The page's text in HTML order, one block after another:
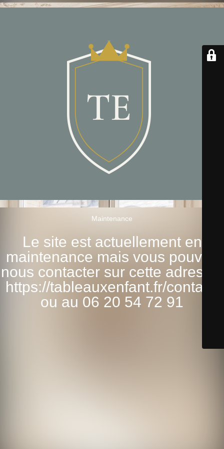
Maintenance
Le site est actuellement en
maintenance mais vous pouvez
nous contacter sur cette adresse:
https://tableauxenfant.fr/contact/
ou au 06 20 54 72 91